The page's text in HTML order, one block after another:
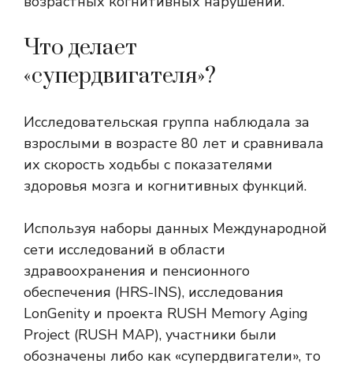
Что делает
«супердвигателя»?
Исследовательская группа наблюдала за
взрослыми в возрасте 80 лет и сравнивала
их скорость ходьбы с показателями
здоровья мозга и когнитивных функций.
Используя наборы данных Международной
сети исследований в области
здравоохранения и пенсионного
обеспечения (HRS-INS), исследования
LonGenity и проекта RUSH Memory Aging
Project (RUSH MAP), участники были
обозначены либо как «супердвигатели», то